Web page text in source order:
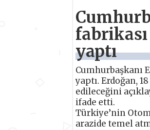
yaptı
Cumhurbaşkanı
yaptı. Erdoğan,
edileceğini
ifade etti.
Türkiye’nin
arazide temel